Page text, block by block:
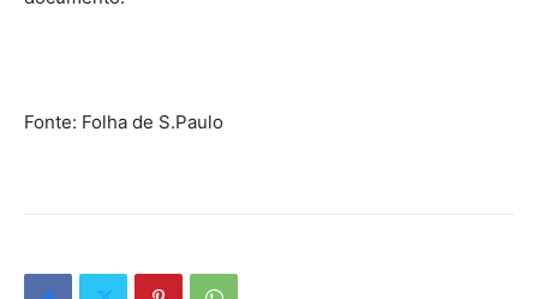
Fonte: Folha de S.Paulo